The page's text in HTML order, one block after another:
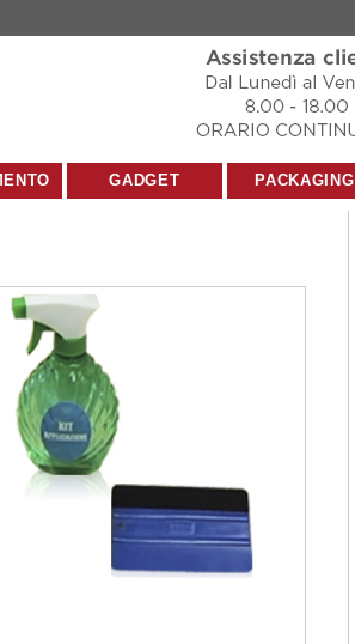
GADGET PACKAGING